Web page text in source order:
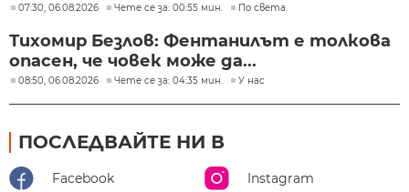
07:30, 06.08.2026 Чете се за: 00:55 мин. По света
Тихомир Безлов: Фентанилът е толкова
опасен, че човек може да...
08:50, 06.08.2026 Чете се за: 04:35 мин. У нас
ПОСЛЕДВАЙТЕ НИ В
Facebook Instagram